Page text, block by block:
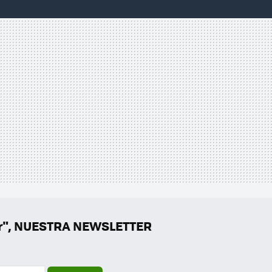
NEWSLETTER